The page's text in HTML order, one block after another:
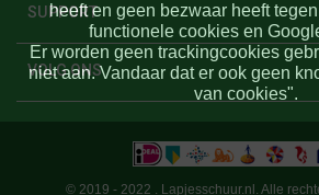
SUPPORT
VOLG ONS
heeft en geen bezwaar heeft
functionele cookies en
Er worden geen trackingcookies
niet aan. Vandaar dat er ook geen
van cookies".
© 2019 - 2022 . Lapjesschuur.nl. Alle